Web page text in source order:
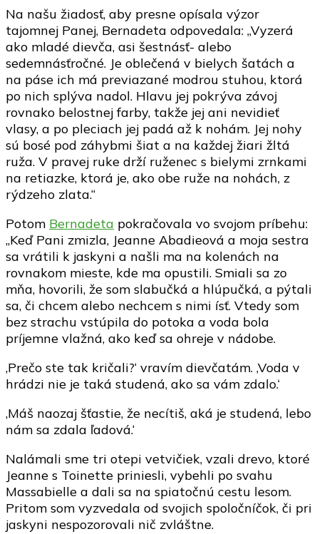
Na našu žiadosť, aby presne opísala výzor
tajomnej Panej, Bernadeta odpovedala: „Vyzerá
ako mladé dievča, asi šestnásť- alebo
sedemnásťročné. Je oblečená v bielych šatách a
na páse ich má previazané modrou stuhou, ktorá
po nich splýva nadol. Hlavu jej pokrýva závoj
rovnako belostnej farby, takže jej ani nevidieť
vlasy, a po pleciach jej padá až k nohám. Jej nohy
sú bosé pod záhybmi šiat a na každej žiari žltá
ruža. V pravej ruke drží ruženec s bielymi zrnkami
na retiazke, ktorá je, ako obe ruže na nohách, z
rýdzeho zlata.“
Potom Bernadeta pokračovala vo svojom príbehu:
„Keď Pani zmizla, Jeanne Abadieová a moja sestra
sa vrátili k jaskyni a našli ma na kolenách na
rovnakom mieste, kde ma opustili. Smiali sa zo
mňa, hovorili, že som slabučká a hlúpučká, a pýtali
sa, či chcem alebo nechcem s nimi ísť. Vtedy som
bez strachu vstúpila do potoka a voda bola
príjemne vlažná, ako keď sa ohreje v nádobe.
‚Prečo ste tak kričali?‘ vravím dievčatám. ‚Voda v
hrádzi nie je taká studená, ako sa vám zdalo.‘
‚Máš naozaj šťastie, že necítiš, aká je studená, lebo
nám sa zdala ľadová.‘
Nalámali sme tri otepi vetvičiek, vzali drevo, ktoré
Jeanne s Toinette priniesli, vybehli po svahu
Massabielle a dali sa na spiatočnú cestu lesom.
Pritom som vyzvedala od svojich spoločníčok, či pri
jaskyni nespozorovali nič zvláštne.